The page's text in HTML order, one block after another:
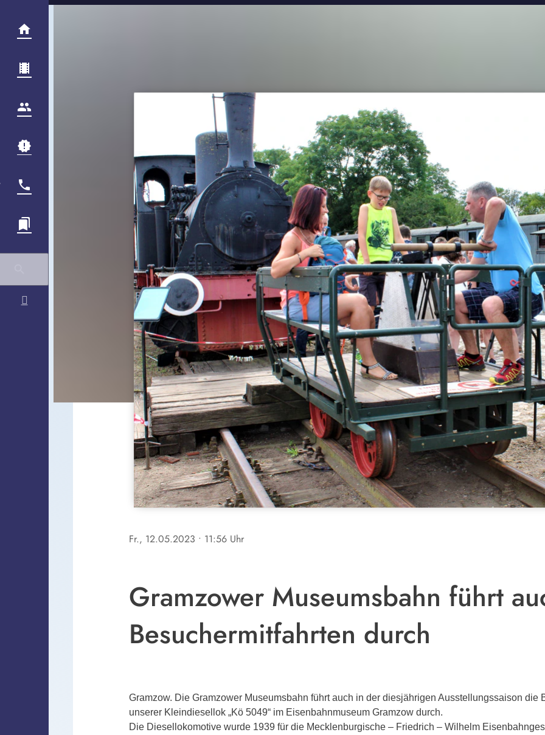
Fr., 12.05.2023 • 11:56 Uhr
Gramzower Museumsbahn führt
Besuchermitfahrten durch
Gramzow. Die Gramzower Museumsbahn führt auch in der diesjährigen Ausstellungssaison die
unserer Kleindiesellok „Kö 5049“ im Eisenbahnmuseum Gramzow durch.
Die Diesellokomotive wurde 1939 für die Mecklenburgische – Friedrich – Wilhelm